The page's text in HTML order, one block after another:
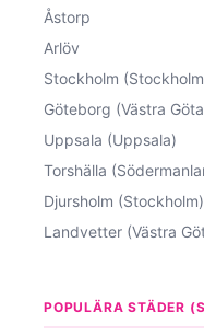
Åstorp
Arlöv
Stockholm
Göteborg (Västra
Uppsala (Uppsala)
Torshälla
Djursholm (Stockholm)
Landvetter (Västra
POPULÄRA STÄDER